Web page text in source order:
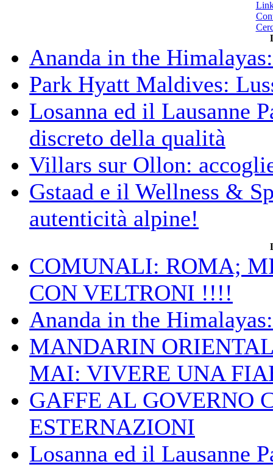
Ananda in the
Park Hyatt Maldives:
Losanna ed il Lausanne
discreto della qualità
Villars sur Ollon:
Gstaad e il Wellness &
autenticità alpine!
COMUNALI: ROMA;
CON VELTRONI !!!!
Ananda in the
MANDARIN
MAI: VIVERE UNA
GAFFE AL GOVERNO
ESTERNAZIONI
Losanna ed il Lausanne